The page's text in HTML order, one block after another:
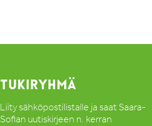
TUKIRYHMÄ
Liity sähköpostilistalle ja saat Saara-
Sofian uutiskirjeen n. kerran